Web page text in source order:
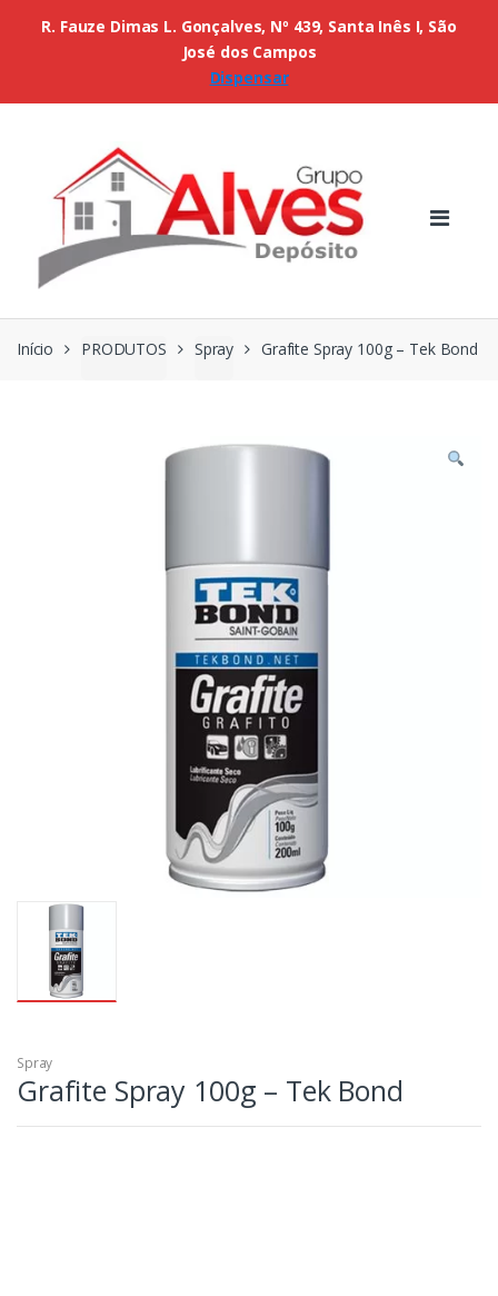
Início PRODUTOS Spray Grafite Spray 100g – Tek Bond
Spray
Grafite Spray 100g – Tek Bond
R. Fauze Dimas L. Gonçalves, Nº 439, Santa Inês I, São
José dos Campos
Dispensar